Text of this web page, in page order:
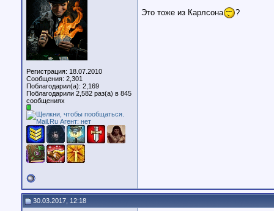
Регистрация: 18.07.2010
Сообщения: 2,301
Поблагодарил(а): 2,169
Поблагодарили 2,582 раз(а) в 845
сообщениях
Это тоже из Карлсона ?
30.03.2017, 12:18